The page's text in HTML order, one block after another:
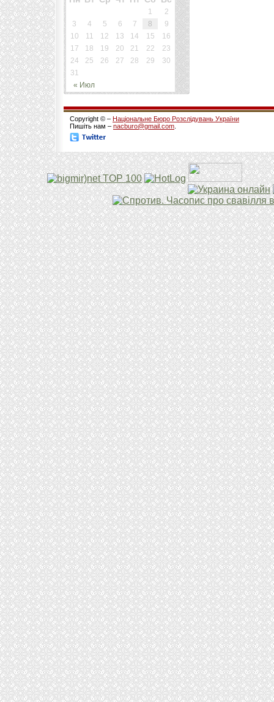
« Июл
1
2
3
4 5 6 7 8
9
10
11 12 13 14 15
16
17
18 19 20 21 22
23
24
25 26 27 28 29
30
31
Copyright © – Національне Бюро Розслідувань України
Пишіть нам – nacburo@gmail.com